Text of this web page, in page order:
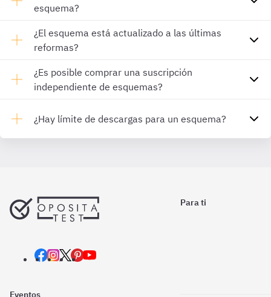
esquema?
¿El esquema está actualizado a las últimas
reformas?
¿Es posible comprar una suscripción
independiente de esquemas?
¿Hay límite de descargas para un esquema?
Para ti
Eventos